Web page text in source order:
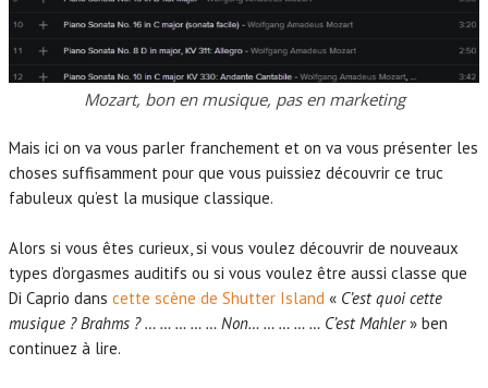
Mozart, bon en musique, pas en marketing
Mais ici on va vous parler franchement et on va vous présenter les
choses suffisamment pour que vous puissiez découvrir ce truc
fabuleux qu’est la musique classique.
Alors si vous êtes curieux, si vous voulez découvrir de nouveaux
types d’orgasmes auditifs ou si vous voulez être aussi classe que
Di Caprio dans cette scène de Shutter Island « C’est quoi cette
musique ? Brahms ? … … … … … Non… … … … … C’est Mahler» ben
continuez à lire.